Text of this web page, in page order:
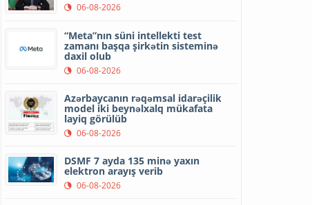
06-08-2026
“Meta”nın süni intellekti test
zamanı başqa şirkətin sisteminə
daxil olub
06-08-2026
Azərbaycanın rəqəmsal idarəçilik
model iki beynəlxalq mükafata
layiq görülüb
06-08-2026
DSMF 7 ayda 135 minə yaxın
elektron arayış verib
06-08-2026